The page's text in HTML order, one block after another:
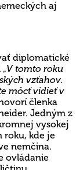
aj
diplomatické
„V tomto roku
vzťahov.
môcť vidieť v
členka
Jedným z
vysokej
roku, kde je
nemčina.
ovládanie